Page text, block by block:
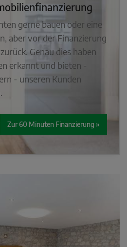
gerne bauen oder eine
aber vor der Finanzierung
Genau dies haben
erkannt und bieten -
- unseren Kunden
Zur 60 Minuten Finanzierung »